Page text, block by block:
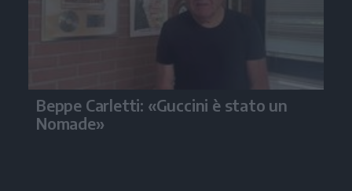
Beppe Carletti: «Guccini è stato un
Nomade»